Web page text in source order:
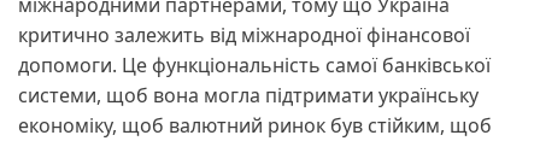
критично залежить від міжнародної фінансової
допомоги. Це функціональність самої банківської
системи, щоб вона могла підтримати українську
економіку, щоб валютний ринок був стійким, щоб